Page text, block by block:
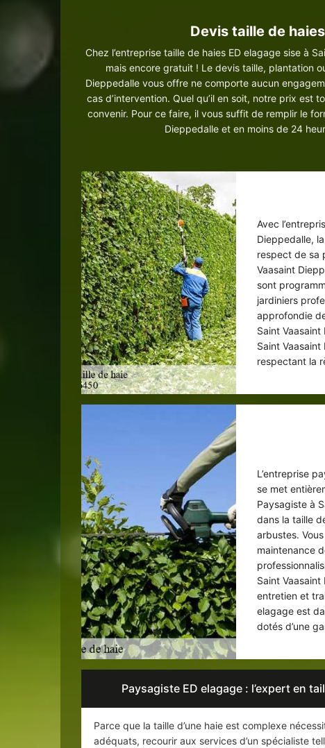
Devis taille de
Chez l’entreprise taille de haies ED elagage sise à
mais encore gratuit ! Le devis taille, plantation
Dieppedalle vous offre ne comporte aucun
cas d’intervention. Quel qu’il en soit, notre prix est
convenir. Pour ce faire, il vous suffit de remplir le
Dieppedalle et en moins de 24
Avec
Dieppedalle,
respect de sa
Vaasaint
sont
jardiniers
approfondie
Saint
Saint
respectant la
L’entreprise
se met
Paysagiste à
dans la taille
arbustes.
maintenance
Saint
entretien et
elagage est
dotés d’une
Paysagiste ED elagage : l’expert en
Parce que la taille d’une haie est complexe
adéquats, recourir aux services d’un spécialiste